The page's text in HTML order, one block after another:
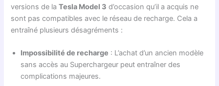
versions de laTesla Model 3 d’occasion qu’il a acquis ne
sont pas compatibles avec le réseau de recharge. Cela a
entraîné plusieurs désagréments :
Impossibilité de recharge : L’achat d’un ancien modèle
sans accès au Superchargeur peut entraîner des
complications majeures.